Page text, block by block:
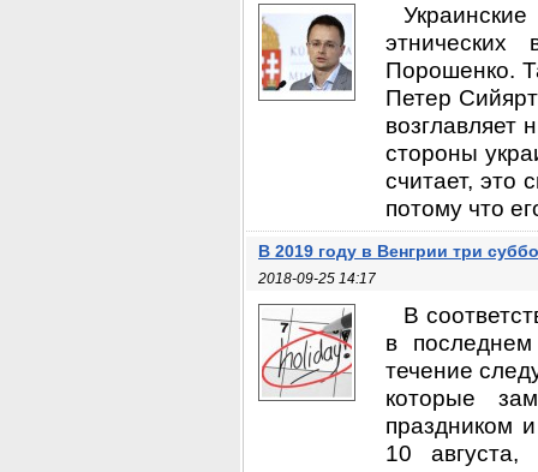
этнических
Порошенко.
Петер
возглавляет
стороны
считает, это
потому что
В 2019 году в Венгрии три
2018-09-25 14:17
В
в
течение
которые
праздником
10